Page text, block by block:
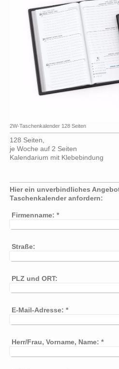
2W-Taschenkalender 128 Seiten
128 Seiten,
je Woche auf 2 Seiten
Kalendarium mit Klebebindung
Hier ein unverbindliches
Taschenkalender anfordern:
Firmenname: *
Straße:
PLZ und ORT:
E-Mail-Adresse: *
Herr/Frau, Vorname, Name: *